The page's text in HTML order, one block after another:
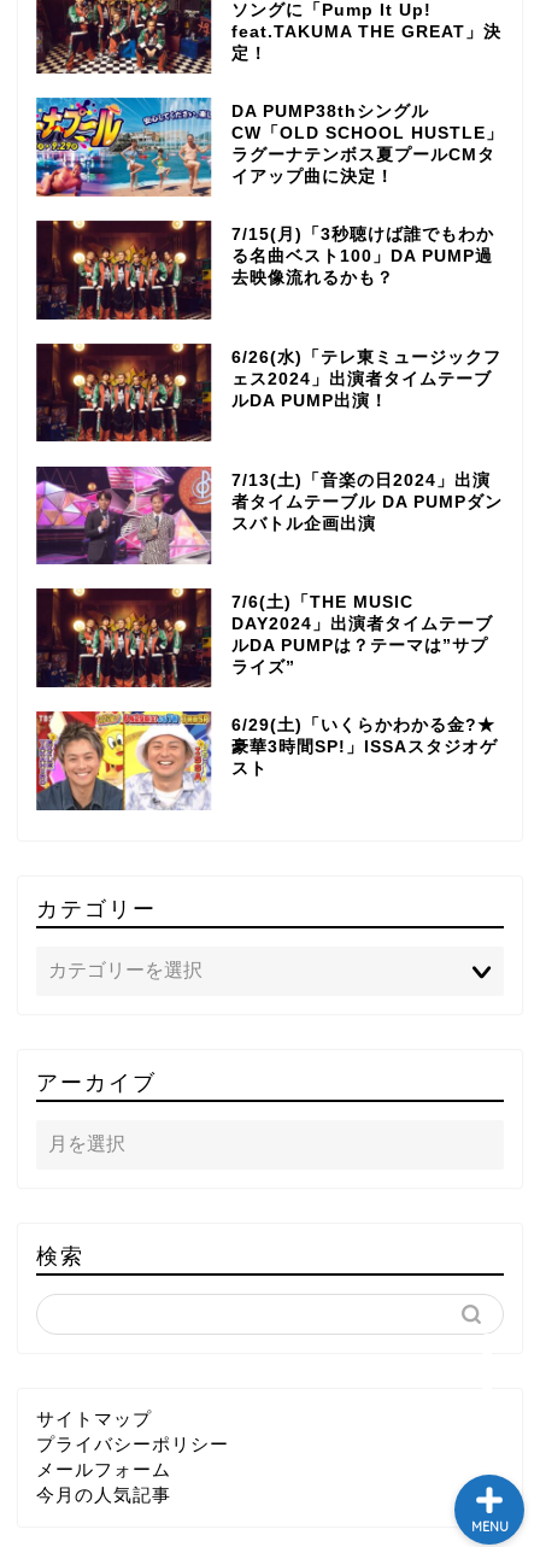
ソングに「Pump It Up!
feat.TAKUMA THE GREAT」決
定！
DA PUMP38thシングル
CW「OLD SCHOOL HUSTLE」
ラグーナテンボス夏プールCMタ
イアップ曲に決定！
7/15(月)「3秒聴けば誰でもわか
る名曲ベスト100」DA PUMP過
去映像流れるかも？
6/26(水)「テレ東ミュージックフ
ェス2024」出演者タイムテーブ
ルDA PUMP出演！
7/13(土)「音楽の日2024」出演
者タイムテーブル DA PUMPダン
スバトル企画出演
7/6(土)「THE MUSIC
DAY2024」出演者タイムテーブ
ルDA PUMPは？テーマは”サプ
ライズ”
6/29(土)「いくらかわかる金?★
豪華3時間SP!」ISSAスタジオゲ
スト
カテゴリー
アーカイブ
検索
サイトマップ
プライバシーポリシー
メールフォーム
今月の人気記事
MENU
～DA PUMP YORIの晴れ
ばれラジオ～